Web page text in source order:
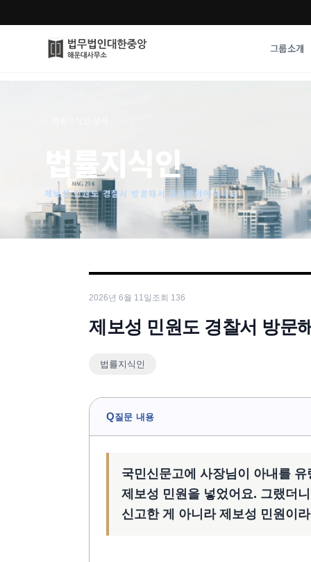
그룹소개
사례분석/최신동향
법률정보
법률지식인
고객후기
법률지식인
제보성 민원도 경찰서 방문해서 조사받아야되나요
2026년 6월 11일 조회 136
제보성 민원도 경찰서 방문
법률지식인
Q질문 내용
국민신문고에 사장님이 아내를
제보성 민원을 넣었어요. 그랬더
신고한 게 아니라 제보성 민원이